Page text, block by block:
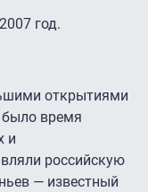
год.
открытиями
было время
и
российскую
— известный